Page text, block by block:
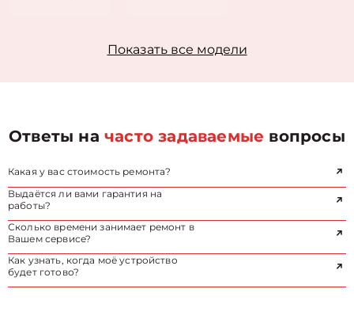
Показать все модели
Ответы начасто задаваемые вопросы
Какая у вас стоимость ремонта?
Выдаётся ли вами гарантия на
работы?
Сколько времени занимает ремонт в
Вашем сервисе?
Как узнать, когда моё устройство
будет готово?